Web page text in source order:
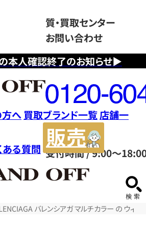
本人確認終了のお知らせ▶
質・買取センター
お問い合わせ
フ
リ
ー
ダ
イ
ヤ
ル
0120604117
受付時間 / 9:00～
へ 買取ブランド一覧店舗一
ある質問
サ
バレンシアガ マルチカラー の ウィ